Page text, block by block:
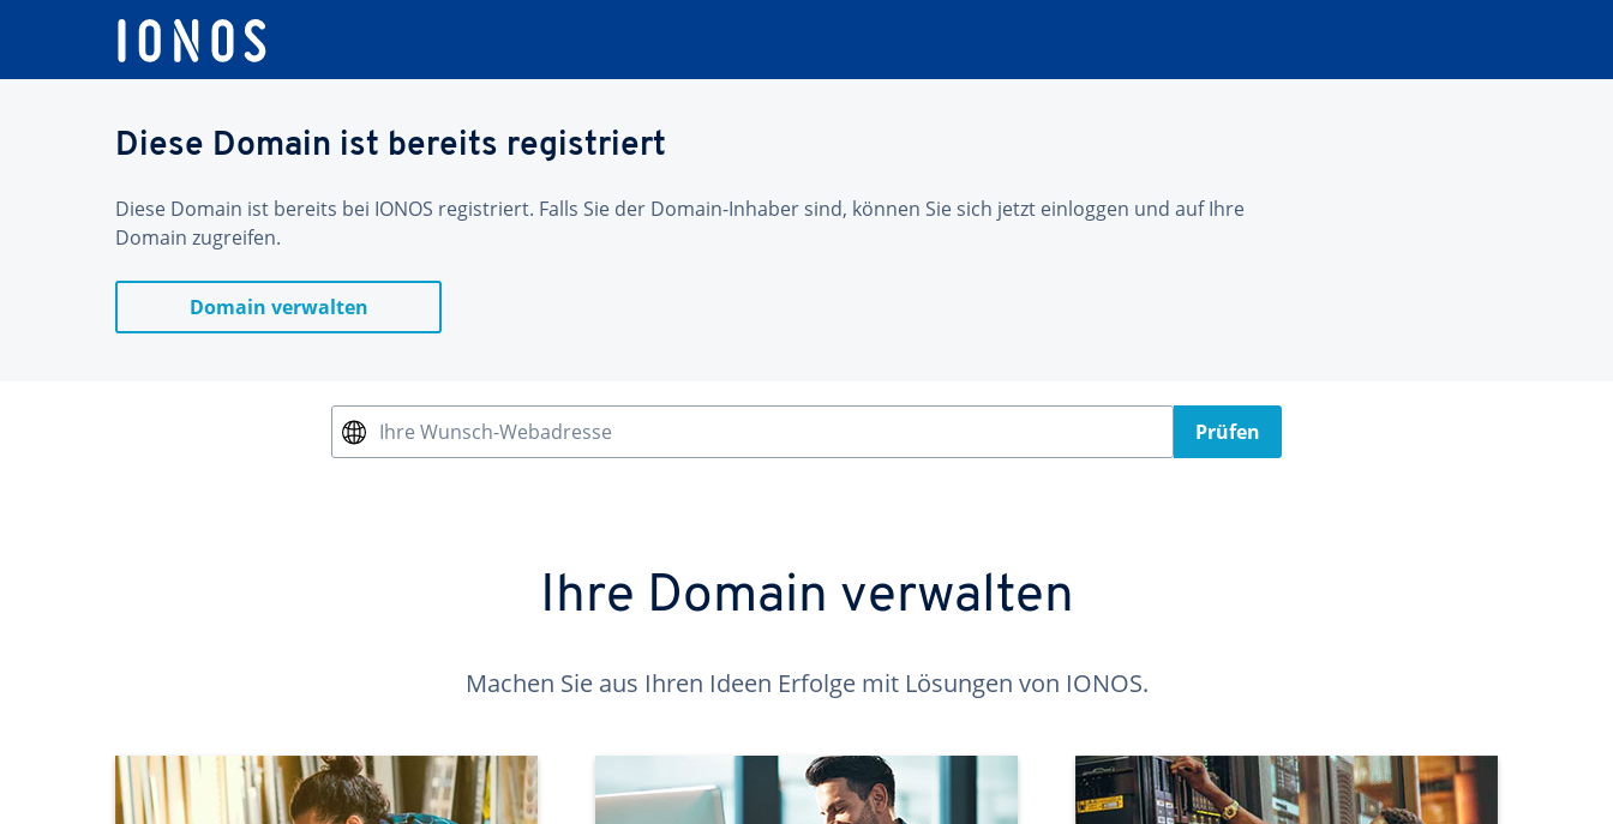
Diese Domain ist bereits registriert
Diese Domain ist bereits bei IONOS registriert. Falls Sie der Domain-Inhaber sind, können Sie sich jetzt einloggen und auf Ihre
Domain zugreifen.
Domain verwalten
Ihre Wunsch-Webadresse Prüfen
Ihre Domain verwalten
Machen Sie aus Ihren Ideen Erfolge mit Lösungen von IONOS.